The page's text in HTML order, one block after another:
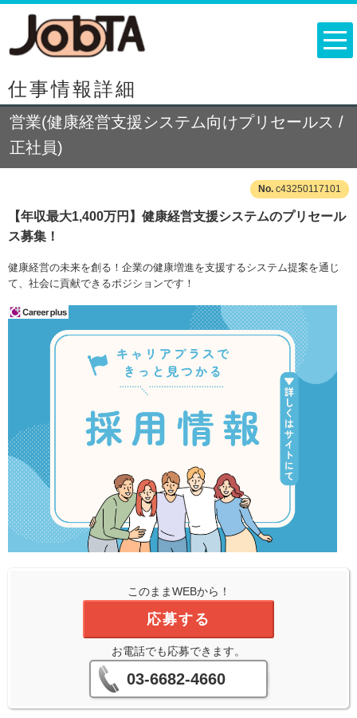
仕事情報詳細
営業(健康経営支援システム向けプリセールス /
正社員)
c43250117101
【年収最大1,400万円】健康経営支援システムのプリセール
ス募集！
健康経営の未来を創る！企業の健康増進を支援するシステム提案を通じ
て、社会に貢献できるポジションです！
このままWEBから！
応募する
お電話でも応募できます。
03-6682-4660